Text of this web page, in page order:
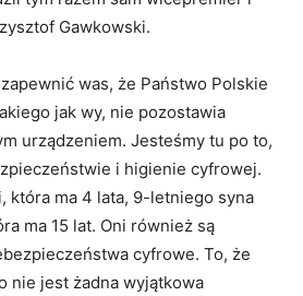
Gawkowski.
was, że Państwo Polskie
jak wy, nie pozostawia
urządzeniem. Jesteśmy tu po to,
i higienie cyfrowej.
która ma 4 lata, 9-letniego syna
ma 15 lat. Oni również są
cyfrowe. To, że
nie jest żadna wyjątkowa